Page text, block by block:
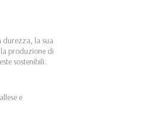
durezza, la sua
produzione di
sostenibili.
e